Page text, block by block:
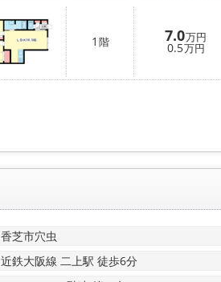
1 階 7.0万円
0.5万円
香芝市穴虫
近鉄大阪線 二上駅 徒歩6分